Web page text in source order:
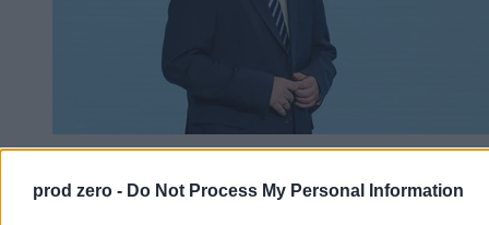
prod zero - Do Not Process My Personal Information
wyrzucili. Karski: Liczyliśmy na opamiętanie